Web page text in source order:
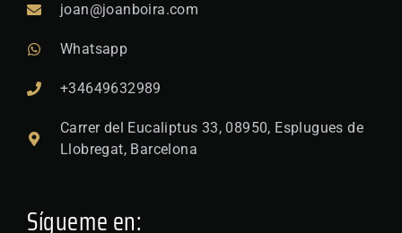
joan@joanboira.com
Whatsapp
+34649632989
Carrer del Eucaliptus 33, 08950, Esplugues de
Llobregat, Barcelona
Sígueme en: